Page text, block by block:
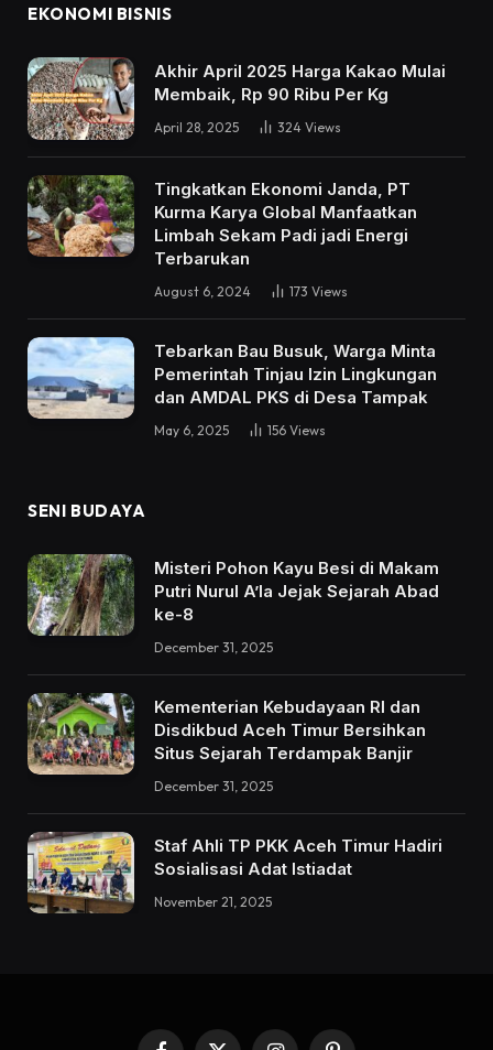
EKONOMI BISNIS
Akhir April 2025 Harga Kakao Mulai
Membaik, Rp 90 Ribu Per Kg
April 28, 2025 324 Views
Tingkatkan Ekonomi Janda, PT
Kurma Karya Global Manfaatkan
Limbah Sekam Padi jadi Energi
Terbarukan
August 6, 2024 173 Views
Tebarkan Bau Busuk, Warga Minta
Pemerintah Tinjau Izin Lingkungan
dan AMDAL PKS di Desa Tampak
May 6, 2025 156 Views
SENI BUDAYA
Misteri Pohon Kayu Besi di Makam
Putri Nurul A’la Jejak Sejarah Abad
ke-8
December 31, 2025
Kementerian Kebudayaan RI dan
Disdikbud Aceh Timur Bersihkan
Situs Sejarah Terdampak Banjir
December 31, 2025
Staf Ahli TP PKK Aceh Timur Hadiri
Sosialisasi Adat Istiadat
November 21, 2025